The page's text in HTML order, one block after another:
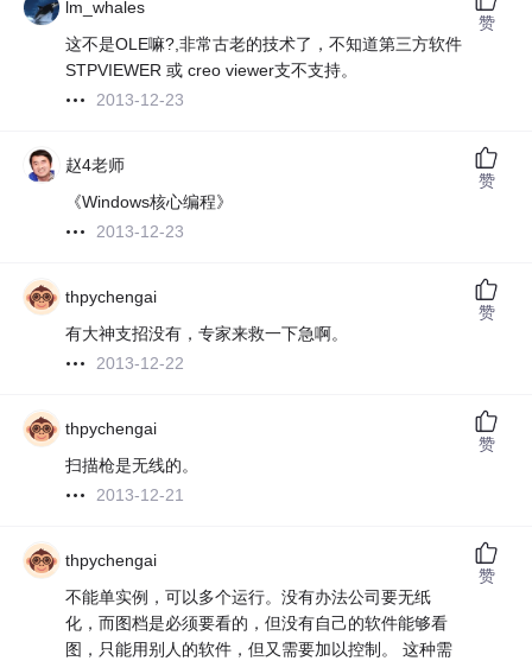
lm_whales
这不是OLE嘛?,非常古老的技术了，不知道第三方软件
STPVIEWER 或 creo viewer支不支持。
2013-12-23
赞
赵4老师
《Windows核心编程》
2013-12-23
赞
thpychengai
有大神支招没有，专家来救一下急啊。
2013-12-22
赞
thpychengai
扫描枪是无线的。
2013-12-21
赞
thpychengai
不能单实例，可以多个运行。没有办法公司要无纸
化，而图档是必须要看的，但没有自己的软件能够看
图，只能用别人的软件，但又需要加以控制。 这种需
赞